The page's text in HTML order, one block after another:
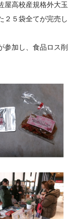
屋高校産規格外大玉
２５袋全てが完売し
参加し、食品ロス削